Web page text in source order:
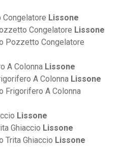
Lissone
Congelatore Lissone
Pozzetto Congelatore
A Colonna Lissone
A Colonna Lissone
Frigorifero A Colonna
Lissone
Ghiaccio Lissone
Trita Ghiaccio Lissone